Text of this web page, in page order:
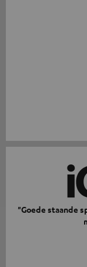
"Goede staande